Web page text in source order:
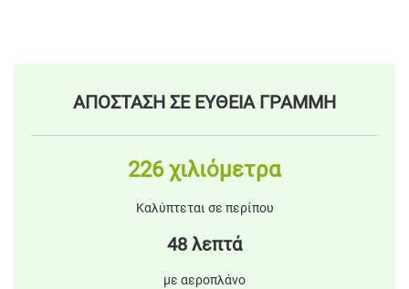
ΑΠΟΣΤΑΣΗ ΣΕ ΕΥΘΕΙΑ ΓΡΑΜΜΗ
226 χιλιόμετρα
Καλύπτεται σε περίπου
48 λεπτά
με αεροπλάνο